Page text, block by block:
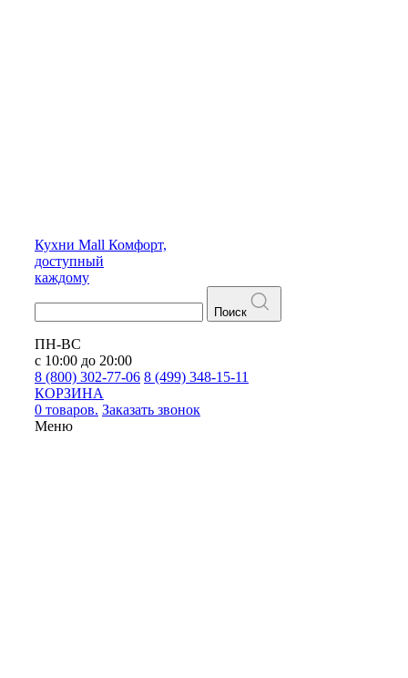
Кухни Mall Комфорт,
доступный
каждому
Поиск
ПН-ВС
с 10:00 до 20:00
8 (800) 302-77-06 8 (499) 348-15-11
КОРЗИНА
0 товаров. Заказать звонок
Меню